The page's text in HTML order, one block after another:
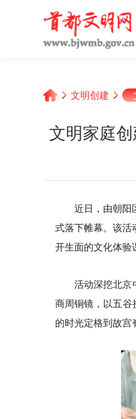
文明创建
文明家庭
近日，由朝阳
式落下帷幕。该活
开生面的文化体验
活动深挖北京
商周铜镜，以五
的时光定格到故宫